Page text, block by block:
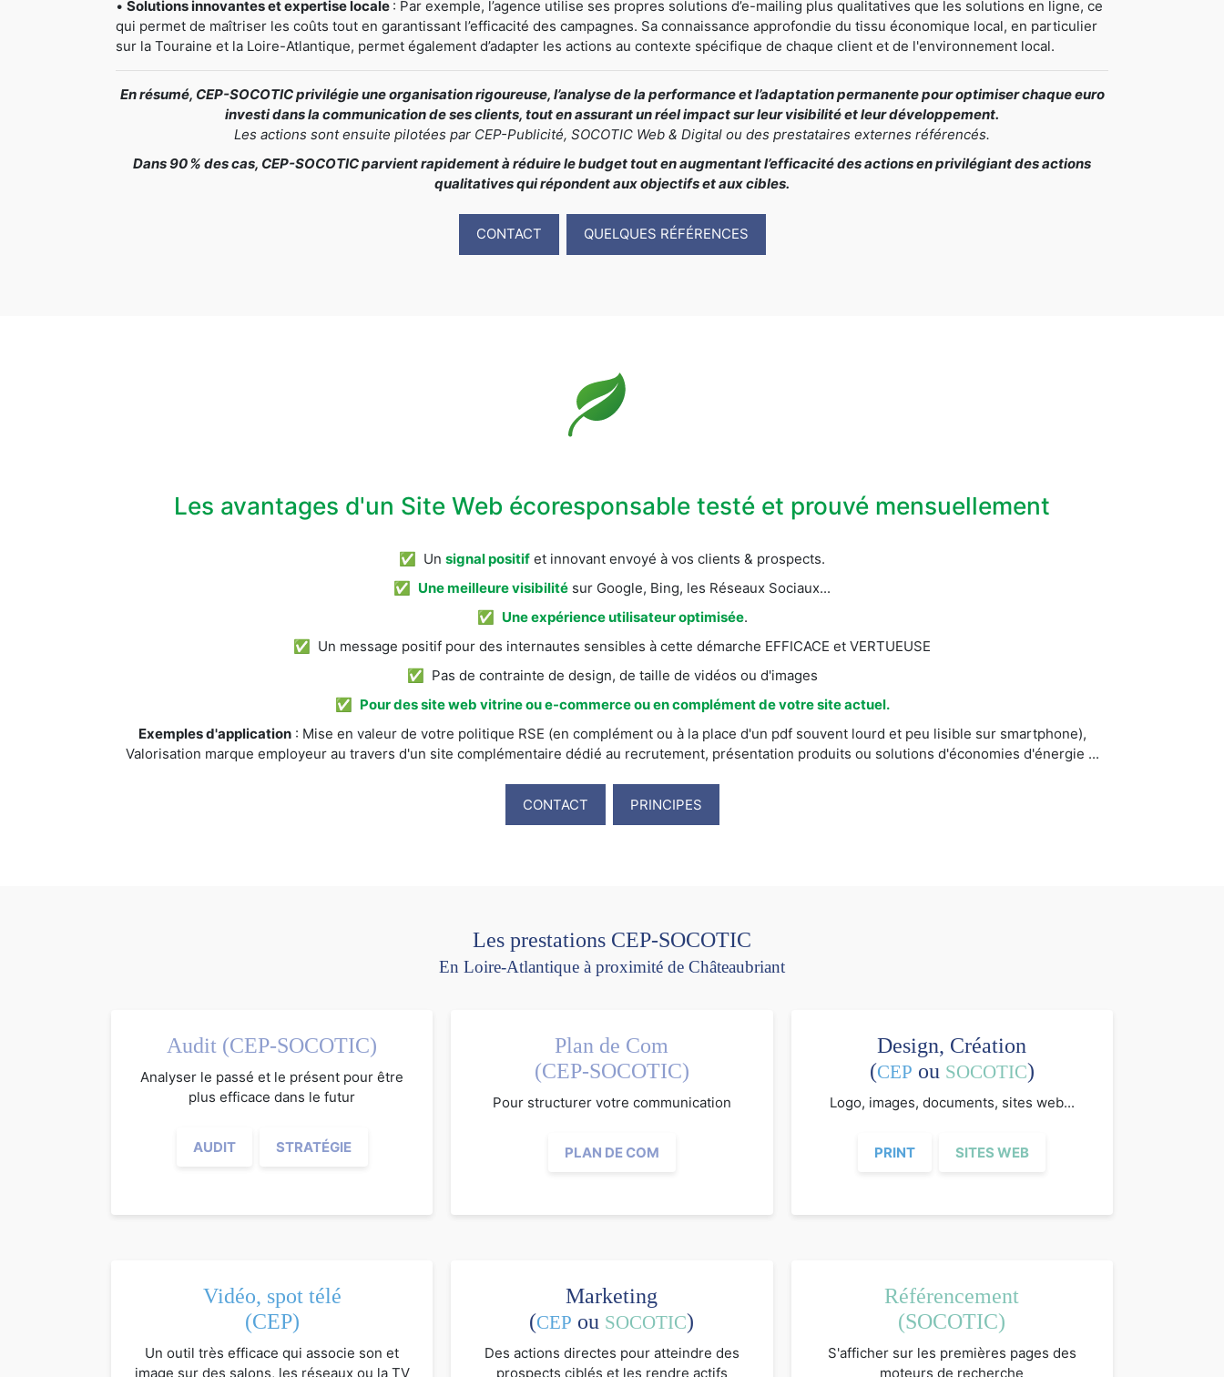
• Solutions innovantes et expertise locale : Par exemple, l’agence utilise ses propres solutions d’e-mailing plus qualitatives que les solutions en ligne, ce
qui permet de maîtriser les coûts tout en garantissant l’efficacité des campagnes. Sa connaissance approfondie du tissu économique local, en particulier
sur la Touraine et la Loire-Atlantique, permet également d’adapter les actions au contexte spécifique de chaque client et de l'environnement local.
En résumé, CEP-SOCOTIC privilégie une organisation rigoureuse, l’analyse de la performance et l’adaptation permanente pour optimiser chaque euro
investi dans la communication de ses clients, tout en assurant un réel impact sur leur visibilité et leur développement.
Les actions sont ensuite pilotées par CEP-Publicité, SOCOTIC Web & Digital ou des prestataires externes référencés.
Dans 90 % des cas, CEP-SOCOTIC parvient rapidement à réduire le budget tout en augmentant l’efficacité des actions en privilégiant des actions
qualitatives qui répondent aux objectifs et aux cibles.
CONTACT QUELQUES RÉFÉRENCES
Les avantages d'un Site Web écoresponsable testé et prouvé mensuellement
✅ Un signal positif et innovant envoyé à vos clients & prospects.
✅ Une meilleure visibilité sur Google, Bing, les Réseaux Sociaux...
✅ Une expérience utilisateur optimisée.
✅ Un message positif pour des internautes sensibles à cette démarche EFFICACE et VERTUEUSE
✅ Pas de contrainte de design, de taille de vidéos ou d'images
✅ Pour des site web vitrine ou e-commerce ou en complément de votre site actuel.
Exemples d'application: Mise en valeur de votre politique RSE (en complément ou à la place d'un pdf souvent lourd et peu lisible sur smartphone),
Valorisation marque employeur au travers d'un site complémentaire dédié au recrutement, présentation produits ou solutions d'économies d'énergie ...
CONTACT PRINCIPES
Les prestations CEP-SOCOTIC
En Loire-Atlantique à proximité de Châteaubriant
Audit (CEP-SOCOTIC)
Analyser le passé et le présent pour être
plus efficace dans le futur
AUDIT STRATÉGIE
Plan de Com
(CEP-SOCOTIC)
Pour structurer votre communication
PLAN DE COM
Design, Création
(CEP ou SOCOTIC)
Logo, images, documents, sites web...
PRINT SITES WEB
Vidéo, spot télé
(CEP)
Un outil très efficace qui associe son et
image sur des salons, les réseaux ou la TV
Marketing
(CEP ou SOCOTIC)
Des actions directes pour atteindre des
prospects ciblés et les rendre actifs
Référencement
(SOCOTIC)
S'afficher sur les premières pages des
moteurs de recherche